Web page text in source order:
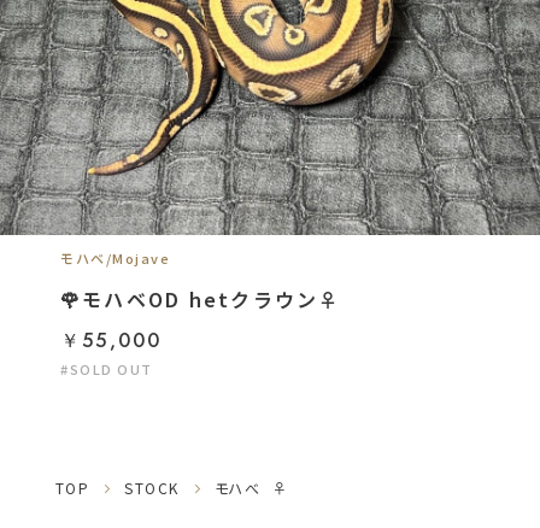
モハベ/Mojave
🌹モハベOD hetクラウン♀
￥55,000
#SOLD OUT
TOP STOCK モハべ ︎︎ ♀